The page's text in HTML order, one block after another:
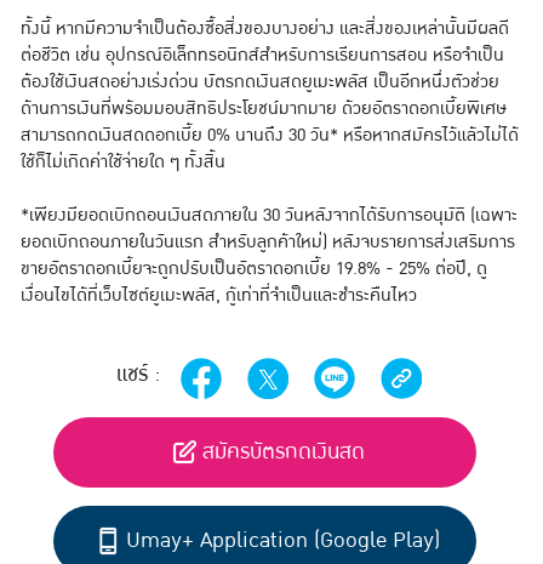
ทั้งนี้ หากมีความจำเป็นต้องซื้อสิ่งของบางอย่าง และสิ่งของเหล่านั้นมีผลดี
ต่อชีวิต เช่น อุปกรณ์อิเล็กทรอนิกส์สำหรับการเรียนการสอน หรือจำเป็น
ต้องใช้เงินสดอย่างเร่งด่วน บัตรกดเงินสดยูเมะพลัส เป็นอีกหนึ่งตัวช่วย
ด้านการเงินที่พร้อมมอบสิทธิประโยชน์มากมาย ด้วยอัตราดอกเบี้ยพิเศษ
สามารถกดเงินสดดอกเบี้ย 0% นานถึง 30 วัน* หรือหากสมัครไว้แล้วไม่ได้
ใช้ก็ไม่เกิดค่าใช้จ่ายใด ๆ ทั้งสิ้น
*เพียงมียอดเบิกถอนเงินสดภายใน 30 วันหลังจากได้รับการอนุมัติ (เฉพาะ
ยอดเบิกถอนภายในวันแรก สำหรับลูกค้าใหม่) หลังจบรายการส่งเสริมการ
ขายอัตราดอกเบี้ยจะถูกปรับเป็นอัตราดอกเบี้ย 19.8% - 25% ต่อปี, ดู
เงื่อนไขได้ที่เว็บไซต์ยูเมะพลัส, กู้เท่าที่จำเป็นและชำระคืนไหว
แชร์ :
สมัครบัตรกดเงินสด
Umay+ Application (Google Play)